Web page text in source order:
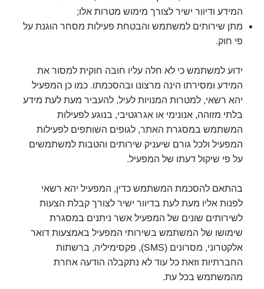
המידע ודיוור ישיר לצורך מימוש מטרות אלו;
מתן שירותים למשתמש והבטחת פעילות מסחר הוגנת על
פי חוק.
ידוע למשתמש כי לא חלה עליו חובה חוקית למסור את
המידע ומסירתו הינה מרצונו ובהסכמתו. כמו כן המפעיל
יהא רשאי, למטרות המנויות לעיל, להעביר מעת לעת מידע
בלתי מזוהה, אנונימי או אגרגטיבי, בנוגע לפעילות
המשתמש במסגרת האתר, לגופים השותפים לפעילות
המפעיל ולכל גורם שיעניק שירותים והטבות למשתמשים
על פי שיקול דעתו של המפעיל.
בהתאם להסכמת המשתמש כדין, המפעיל יהא רשאי
לפנות אליו מעת לעת בדיוור ישיר לצורך קבלת הצעות
לשירותים שונים של המפעיל אשר ניתנים במסגרת
שימושו של המשתמש בשירותי המפעיל באמצעות דואר
אלקטרוני, מסרונים (SMS), פקסימיליה, ברשתות
החברתיות וזאת כל עוד לא נתקבלה הודעה אחרת
מהמשתמש בכל עת.